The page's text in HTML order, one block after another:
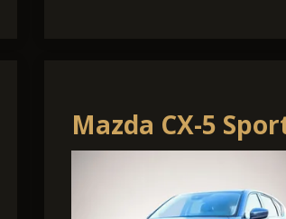
Mazda CX-5
Line AWD HUD
Navi Leder